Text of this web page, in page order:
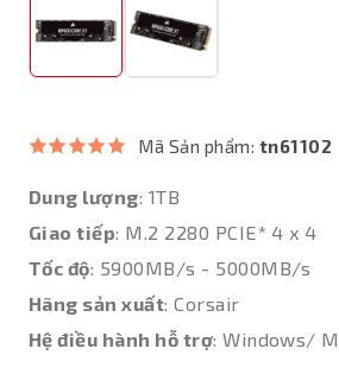
Mã Sản phẩm: tn61102
Dung lượng: 1TB
Giao tiếp: M.2 2280 PCIE* 4 x 4
Tốc độ: 5900MB/s - 5000MB/s
Hãng sản xuất: Corsair
Hệ điều hành hỗ trợ: Windows/